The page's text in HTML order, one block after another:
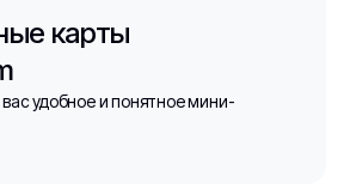
карты
удобное и понятное мини-